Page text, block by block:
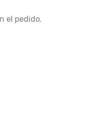
el pedido.